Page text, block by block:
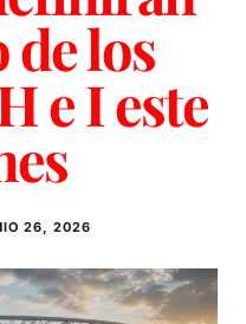
los
e I este
26, 2026